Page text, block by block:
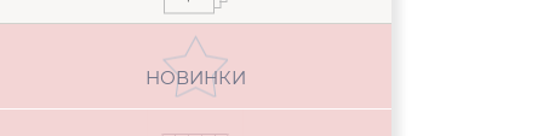
НОВИНКИ